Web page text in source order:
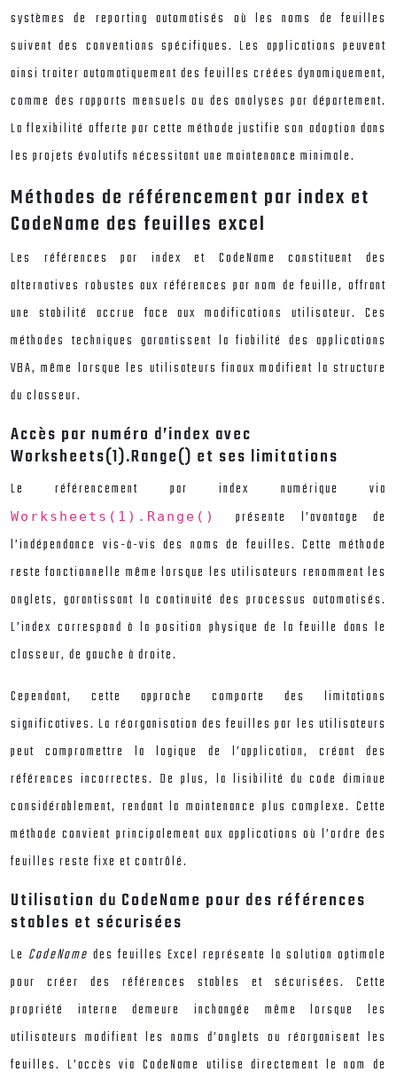
systèmes de reporting automatisés où les noms de feuilles
suivent des conventions spécifiques. Les applications peuvent
ainsi traiter automatiquement des feuilles créées dynamiquement,
comme des rapports mensuels ou des analyses par département.
La flexibilité offerte par cette méthode justifie son adoption dans
les projets évolutifs nécessitant une maintenance minimale.
Méthodes de référencement par index et
CodeName des feuilles excel
Les références par index et CodeName constituent des
alternatives robustes aux références par nom de feuille, offrant
une stabilité accrue face aux modifications utilisateur. Ces
méthodes techniques garantissent la fiabilité des applications
VBA, même lorsque les utilisateurs finaux modifient la structure
du classeur.
Accès par numéro d’index avec
Worksheets(1).Range() et ses limitations
Le référencement par index numérique via
Worksheets(1).Range()présente l’avantage de
l’indépendance vis-à-vis des noms de feuilles. Cette méthode
reste fonctionnelle même lorsque les utilisateurs renomment les
onglets, garantissant la continuité des processus automatisés.
L’index correspond à la position physique de la feuille dans le
classeur, de gauche à droite.
Cependant, cette approche comporte des limitations
significatives. La réorganisation des feuilles par les utilisateurs
peut compromettre la logique de l’application, créant des
références incorrectes. De plus, la lisibilité du code diminue
considérablement, rendant la maintenance plus complexe. Cette
méthode convient principalement aux applications où l’ordre des
feuilles reste fixe et contrôlé.
Utilisation du CodeName pour des références
stables et sécurisées
Le CodeName des feuilles Excel représente la solution optimale
pour créer des références stables et sécurisées. Cette
propriété interne demeure inchangée même lorsque les
utilisateurs modifient les noms d’onglets ou réorganisent les
feuilles. L’accès via CodeName utilise directement le nom de